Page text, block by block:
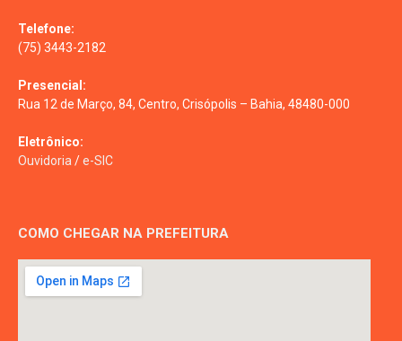
Telefone:
(75) 3443-2182
Presencial:
Rua 12 de Março, 84, Centro, Crisópolis – Bahia, 48480-000
Eletrônico:
Ouvidoria /e-SIC
COMO CHEGAR NA PREFEITURA